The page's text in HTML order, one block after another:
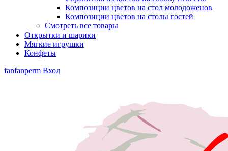
Композиции цветов на стол молодоженов
Композиции цветов на столы гостей
Смотреть все товары
Открытки и шарики
Мягкие игрушки
Конфеты
fanfanperm Вход